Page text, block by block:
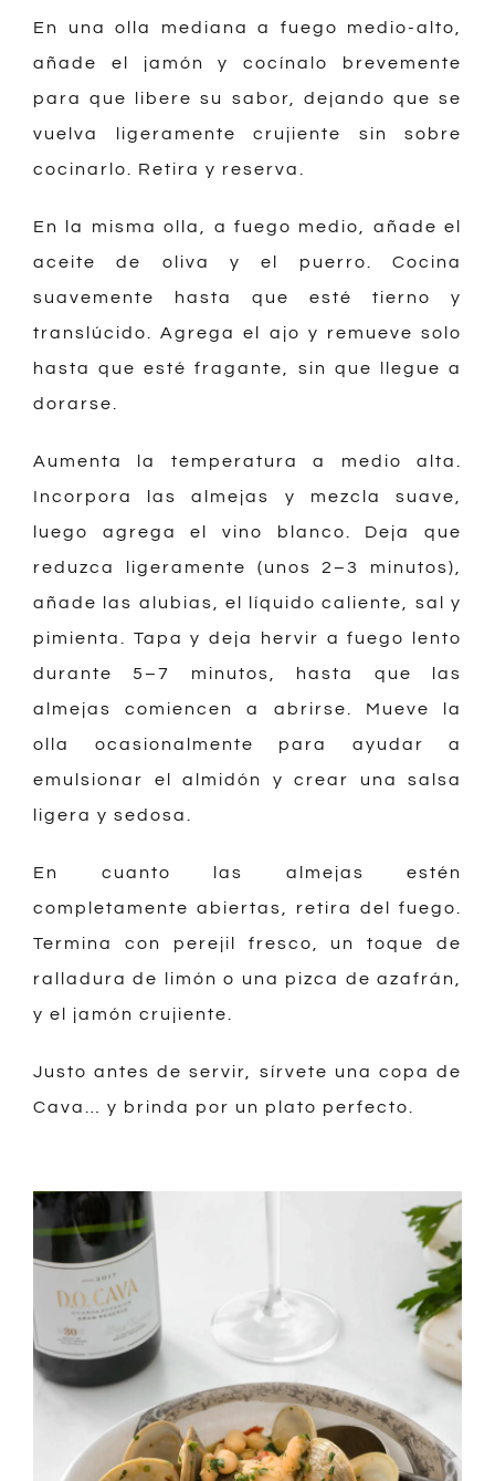
En una olla mediana a fuego medio-alto,
añade el jamón y cocínalo brevemente
para que libere su sabor, dejando que se
vuelva ligeramente crujiente sin sobre
cocinarlo. Retira y reserva.
En la misma olla, a fuego medio, añade el
aceite de oliva y el puerro. Cocina
suavemente hasta que esté tierno y
translúcido. Agrega el ajo y remueve solo
hasta que esté fragante, sin que llegue a
dorarse.
Aumenta la temperatura a medio alta.
Incorpora las almejas y mezcla suave,
luego agrega el vino blanco. Deja que
reduzca ligeramente (unos 2–3 minutos),
añade las alubias, el líquido caliente, sal y
pimienta. Tapa y deja hervir a fuego lento
durante 5–7 minutos, hasta que las
almejas comiencen a abrirse. Mueve la
olla ocasionalmente para ayudar a
emulsionar el almidón y crear una salsa
ligera y sedosa.
En cuanto las almejas estén
completamente abiertas, retira del fuego.
Termina con perejil fresco, un toque de
ralladura de limón o una pizca de azafrán,
y el jamón crujiente.
Justo antes de servir, sírvete una copa de
Cava… y brinda por un plato perfecto.